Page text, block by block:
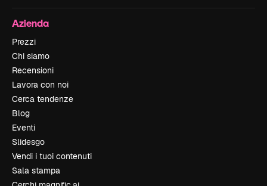
Azienda
Prezzi
Chi siamo
Recensioni
Lavora con noi
Cerca tendenze
Blog
Eventi
Slidesgo
Vendi i tuoi contenuti
Sala stampa